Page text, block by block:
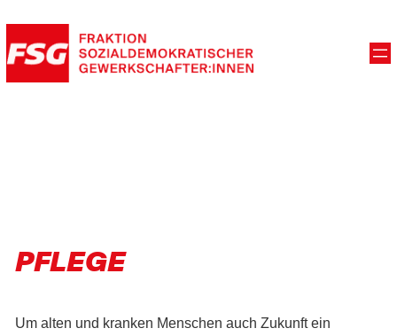
PFLEGE
Um alten und kranken Menschen auch Zukunft ein